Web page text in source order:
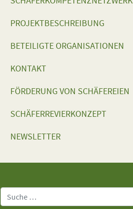
PROJEKTBESCHREIBUNG
BETEILIGTE ORGANISATIONEN
KONTAKT
FÖRDERUNG VON SCHÄFEREIEN
SCHÄFERREVIERKONZEPT
NEWSLETTER
Suche